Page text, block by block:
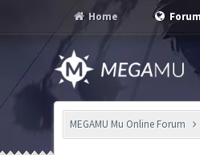
Home Forum
MEGAMU Mu Online Forum